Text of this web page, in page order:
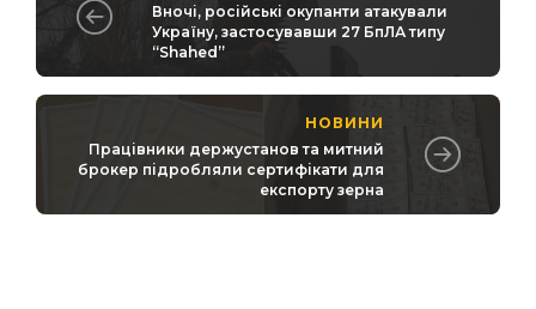
Вночі, російські окупанти атакували
Україну, застосувавши 27 БпЛА типу
“Shahed”
НОВИНИ
Працівники держустанов та митний
брокер підробляли сертифікати для
експорту зерна